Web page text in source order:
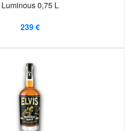
Luminous 0,75 L
239 €